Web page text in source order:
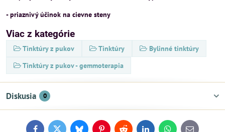
- priaznivý účinok na cievne steny
Viac z kategórie
Tinktúry z pukov Tinktúry
Bylinné tinktúry
Tinktúry z pukov - gemmoterapia
Diskusia 0